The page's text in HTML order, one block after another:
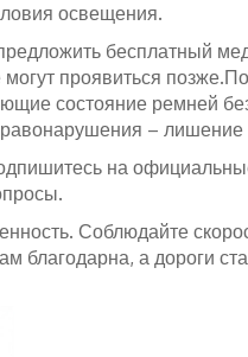
освещения.
бесплатный
проявиться
состояние ремней
– лишение
на
Соблюдайте
благодарна, а дороги